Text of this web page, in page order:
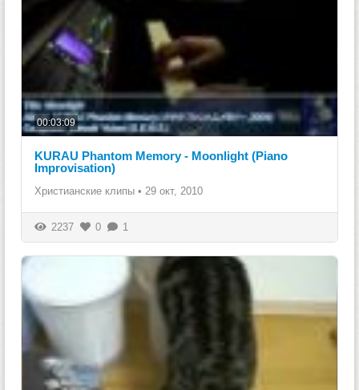
00:03:09
KURAU Phantom Memory - Moonlight (Piano
Improvisation)
Христианские клипы • 29 окт, 2010
2237 0 1